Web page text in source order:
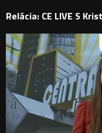
Relácia: CE LIVE S